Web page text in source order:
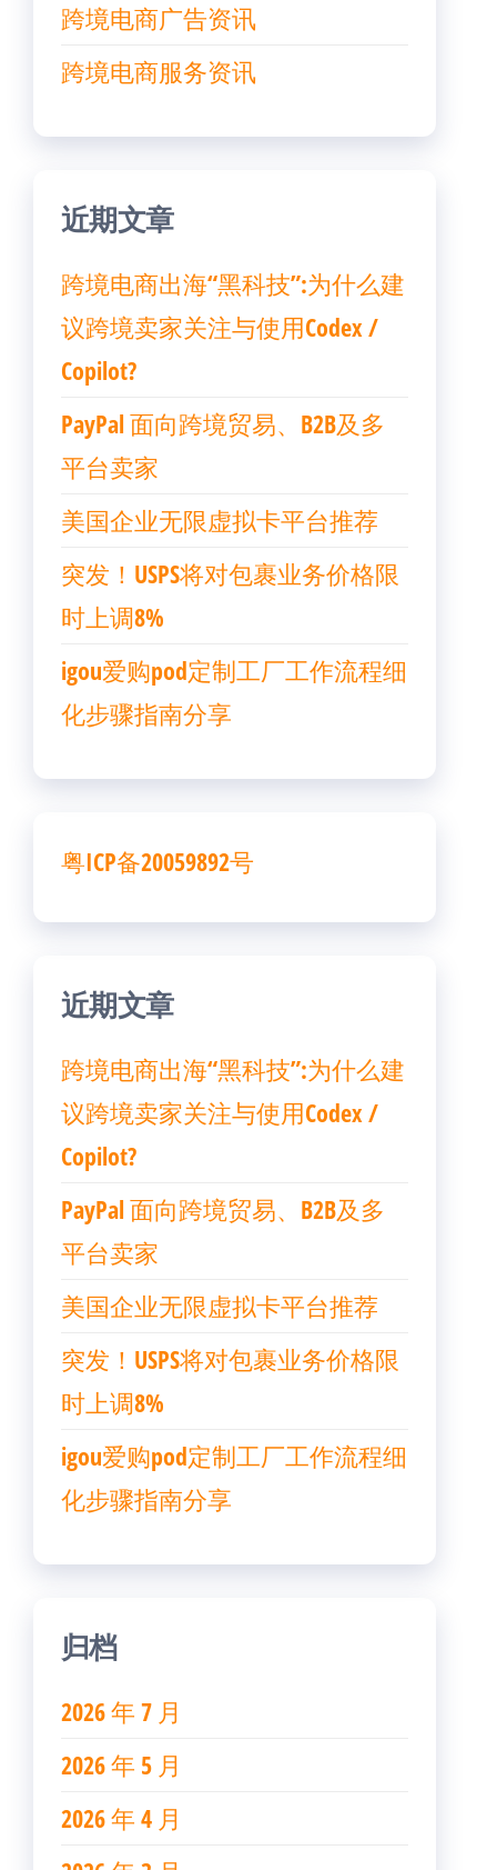
跨境电商广告资讯
跨境电商服务资讯
近期文章
跨境电商出海“黑科技”:为什么建
议跨境卖家关注与使用Codex /
Copilot?
PayPal 面向跨境贸易、B2B及多
平台卖家
美国企业无限虚拟卡平台推荐
突发！USPS将对包裹业务价格限
时上调8%
igou爱购pod定制工厂工作流程细
化步骤指南分享
粤ICP备20059892号
近期文章
跨境电商出海“黑科技”:为什么建
议跨境卖家关注与使用Codex /
Copilot?
PayPal 面向跨境贸易、B2B及多
平台卖家
美国企业无限虚拟卡平台推荐
突发！USPS将对包裹业务价格限
时上调8%
igou爱购pod定制工厂工作流程细
化步骤指南分享
归档
2026 年 7 月
2026 年 5 月
2026 年 4 月